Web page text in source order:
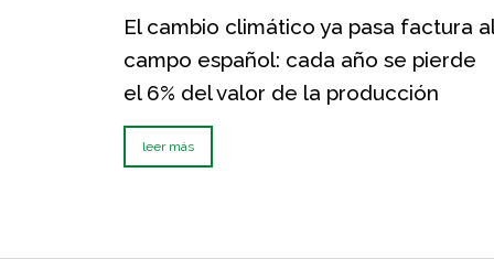
El cambio climático ya pasa factura al
campo español: cada año se pierde
el 6% del valor de la producción
leer más